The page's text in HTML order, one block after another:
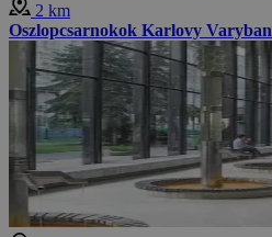
2 km
Oszlopcsarnokok Karlovy Varyban